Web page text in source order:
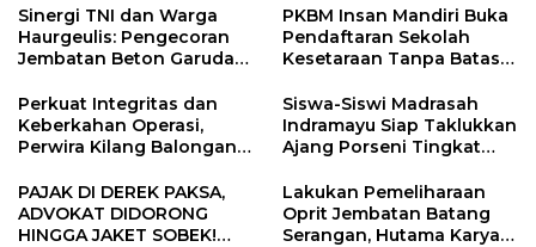
Pimpin Organisasi Lewat
Muscablub
Konektivitas Pulih Cepat
Sinergi TNI dan Warga
Haurgeulis: Pengecoran
Jembatan Beton Garuda
PKBM Insan Mandiri Buka
Pendaftaran Sekolah
Kesetaraan Tanpa Batas
Perkuat Integritas dan
Keberkahan Operasi,
Perwira Kilang Balongan
Siswa-Siswi Madrasah
Indramayu Siap Taklukkan
Ajang Porseni Tingkat
PAJAK DI DEREK PAKSA,
ADVOKAT DIDORONG
HINGGA JAKET SOBEK!
Lakukan Pemeliharaan
Oprit Jembatan Batang
Serangan, Hutama Karya